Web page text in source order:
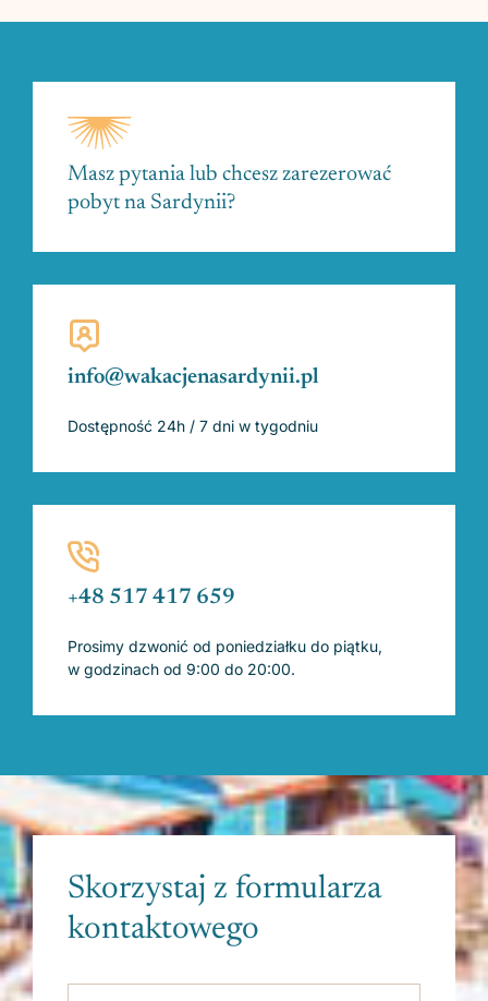
Masz pytania lub chcesz zarezerować
pobyt na Sardynii?
info@wakacjenasardynii.pl
Dostępność 24h / 7 dni w tygodniu
+48 517 417 659
Prosimy dzwonić od poniedziałku do piątku,
w godzinach od 9:00 do 20:00.
Skorzystaj z formularza
kontaktowego